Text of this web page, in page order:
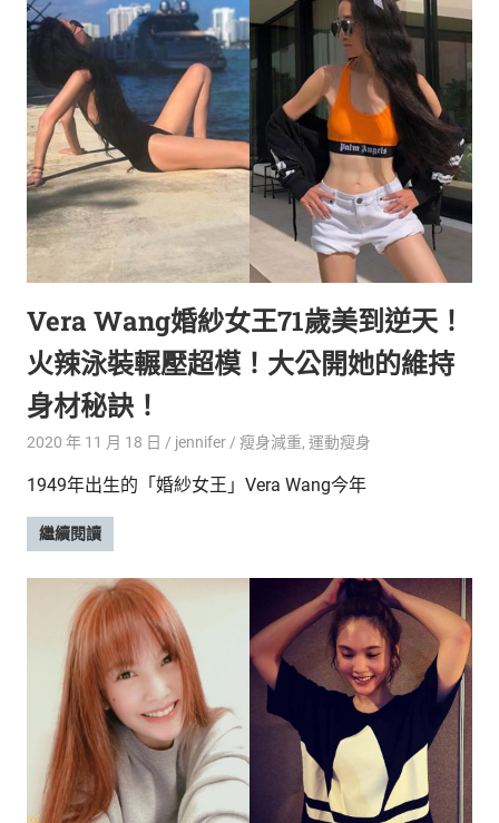
活
態
Vera Wang婚紗女王71歲美到逆天！
火辣泳裝輾壓超模！大公開她的維持
身材秘訣！
2020 年 11 月 18 日 jennifer 瘦身減重, 運動瘦身
1949年出生的「婚紗女王」Vera Wang今年
繼續閱讀